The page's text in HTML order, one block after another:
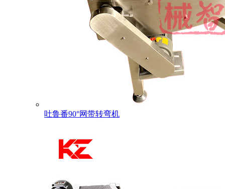
吐鲁番90°网带转弯机